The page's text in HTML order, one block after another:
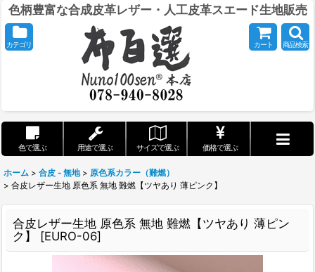
色柄豊富な合成皮革レザー・人工皮革スエード生地販売
カテゴリ カート 商品検索
色で選ぶ 用途で選ぶ サイズで選ぶ 価格で選ぶ
ホーム > 合皮 - 無地 > 原色系カラー（難燃）
> 合皮レザー生地 原色系 無地 難燃【ツヤあり 薄ピンク】
合皮レザー生地 原色系 無地 難燃【ツヤあり 薄ピン
ク】
[EURO-06]